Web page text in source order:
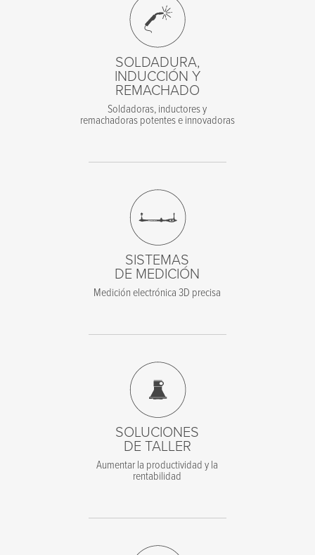
SOLDADURA,
INDUCCIÓN Y
REMACHADO
Soldadoras, inductores y
remachadoras potentes e innovadoras
SISTEMAS
DE MEDICIÓN
Medición electrónica 3D precisa
SOLUCIONES
DE TALLER
Aumentar la productividad y la
rentabilidad